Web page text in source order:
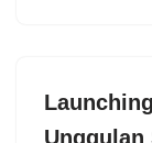
Unggulan